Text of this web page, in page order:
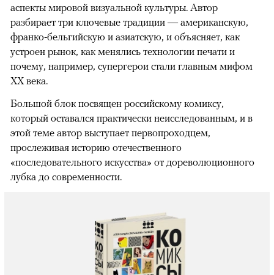
аспекты мировой визуальной культуры. Автор
разбирает три ключевые традиции — американскую,
франко-бельгийскую и азиатскую, и объясняет, как
устроен рынок, как менялись технологии печати и
почему, например, супергерои стали главным мифом
XX века.
Большой блок посвящен российскому комиксу,
который оставался практически неисследованным, и в
этой теме автор выступает первопроходцем,
прослеживая историю отечественного
«последовательного искусства» от дореволюционного
лубка до современности.